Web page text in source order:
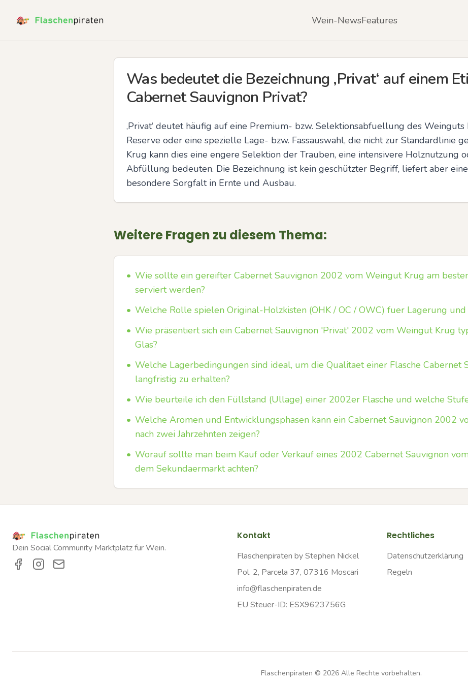
Wein-NewsFeatures
Was bedeutet die Bezeichnung ‚Privat‘ auf einem
Cabernet Sauvignon Privat?
‚Privat‘ deutet häufig auf eine Premium- bzw. Selektionsabfuellung des Weinguts
Reserve oder eine spezielle Lage- bzw. Fassauswahl, die nicht zur Standardlinie
Krug kann dies eine engere Selektion der Trauben, eine intensivere Holznutzung
Abfüllung bedeuten. Die Bezeichnung ist kein geschützter Begriff, liefert aber
besondere Sorgfalt in Ernte und Ausbau.
Weitere Fragen zu diesem Thema:
• Wie sollte ein gereifter Cabernet Sauvignon 2002 vom Weingut Krug am
serviert werden?
• Welche Rolle spielen Original-Holzkisten (OHK / OC / OWC) fuer Lagerung
• Wie präsentiert sich ein Cabernet Sauvignon 'Privat' 2002 vom Weingut Krug
Glas?
• Welche Lagerbedingungen sind ideal, um die Qualitaet einer Flasche Cabernet
langfristig zu erhalten?
• Wie beurteile ich den Füllstand (Ullage) einer 2002er Flasche und welche
• Welche Aromen und Entwicklungsphasen kann ein Cabernet Sauvignon 2002
nach zwei Jahrzehnten zeigen?
• Worauf sollte man beim Kauf oder Verkauf eines 2002 Cabernet Sauvignon
dem Sekundaermarkt achten?
Dein Social Community Marktplatz für Wein.
Kontakt
Flaschenpiraten by Stephen Nickel
Pol. 2, Parcela 37, 07316 Moscari
info@flaschenpiraten.de
EU Steuer-ID: ESX9623756G
Rechtliches
Datenschutzerklärung
Regeln
Flaschenpiraten © 2026Alle Rechte vorbehalten.